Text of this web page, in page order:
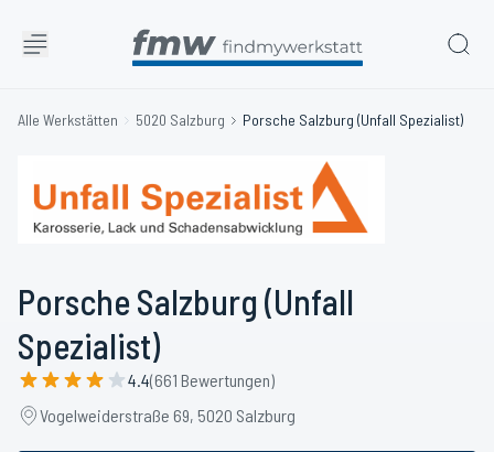
Alle Werkstätten 5020 Salzburg Porsche Salzburg (Unfall Spezialist)
Porsche Salzburg (Unfall
Spezialist)
4.4(661 Bewertungen)
Vogelweiderstraße 69, 5020 Salzburg